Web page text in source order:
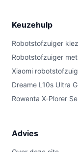
Keuzehulp
Robotstofzuiger
Robotstofzuiger
Xiaomi
Dreame L10s Ultra
Rowenta X‑Plorer
Advies